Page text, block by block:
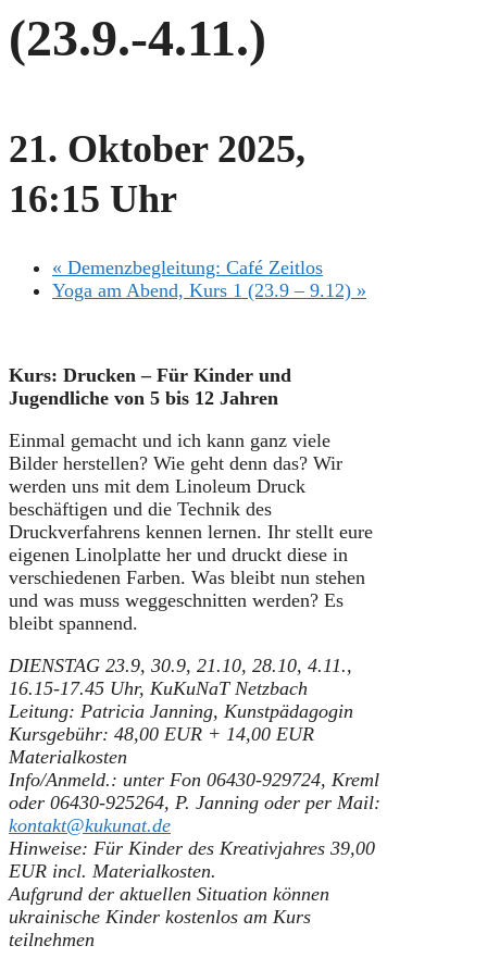
(23.9.-4.11.)
21. Oktober 2025,
16:15 Uhr
« Demenzbegleitung: Café Zeitlos
Yoga am Abend, Kurs 1 (23.9 – 9.12) »
Kurs: Drucken – Für Kinder und
Jugendliche von 5 bis 12 Jahren
Einmal gemacht und ich kann ganz viele
Bilder herstellen? Wie geht denn das? Wir
werden uns mit dem Linoleum Druck
beschäftigen und die Technik des
Druckverfahrens kennen lernen. Ihr stellt eure
eigenen Linolplatte her und druckt diese in
verschiedenen Farben. Was bleibt nun stehen
und was muss weggeschnitten werden? Es
bleibt spannend.
DIENSTAG 23.9, 30.9, 21.10, 28.10, 4.11.,
16.15-17.45 Uhr, KuKuNaT Netzbach
Leitung: Patricia Janning, Kunstpädagogin
Kursgebühr: 48,00 EUR + 14,00 EUR
Materialkosten
Info/Anmeld.: unter Fon 06430-929724, Kreml
oder 06430-925264, P. Janning oder per Mail:
kontakt@kukunat.de
Hinweise: Für Kinder des Kreativjahres 39,00
EUR incl. Materialkosten.
Aufgrund der aktuellen Situation können
ukrainische Kinder kostenlos am Kurs
teilnehmen